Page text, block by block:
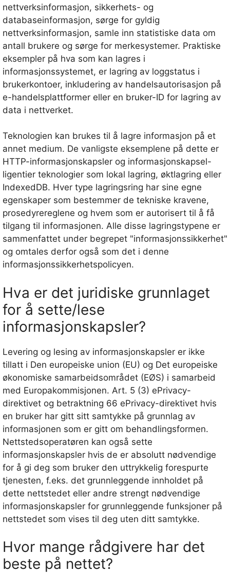
nettverksinformasjon, sikkerhets- og
databaseinformasjon, sørge for gyldig
nettverksinformasjon, samle inn statistiske data om
antall brukere og sørge for merkesystemer. Praktiske
eksempler på hva som kan lagres i
informasjonssystemet, er lagring av loggstatus i
brukerkontoer, inkludering av handelsautorisasjon på
e-handelsplattformer eller en bruker-ID for lagring av
data i nettverket.
Teknologien kan brukes til å lagre informasjon på et
annet medium. De vanligste eksemplene på dette er
HTTP-informasjonskapsler og informasjonskapsel-
ligentier teknologier som lokal lagring, øktlagring eller
IndexedDB. Hver type lagringsring har sine egne
egenskaper som bestemmer de tekniske kravene,
prosedyrereglene og hvem som er autorisert til å få
tilgang til informasjonen. Alle disse lagringstypene er
sammenfattet under begrepet "informasjonssikkerhet"
og omtales derfor også som det i denne
informasjonssikkerhetspolicyen.
Hva er det juridiske grunnlaget
for å sette/lese
informasjonskapsler?
Levering og lesing av informasjonskapsler er ikke
tillatt i Den europeiske union (EU) og Det europeiske
økonomiske samarbeidsområdet (EØS) i samarbeid
med Europakommisjonen. Art. 5 (3) ePrivacy-
direktivet og betraktning 66 ePrivacy-direktivet hvis
en bruker har gitt sitt samtykke på grunnlag av
informasjonen som er gitt om behandlingsformen.
Nettstedsoperatøren kan også sette
informasjonskapsler hvis de er absolutt nødvendige
for å gi deg som bruker den uttrykkelig forespurte
tjenesten, f.eks. det grunnleggende innholdet på
dette nettstedet eller andre strengt nødvendige
informasjonskapsler for grunnleggende funksjoner på
nettstedet som vises til deg uten ditt samtykke.
Hvor mange rådgivere har det
beste på nettet?